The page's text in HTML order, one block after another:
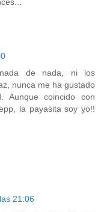
de nada, ni los
nunca me ha gustado
Aunque coincido con
la payasita soy yo!!
21:06